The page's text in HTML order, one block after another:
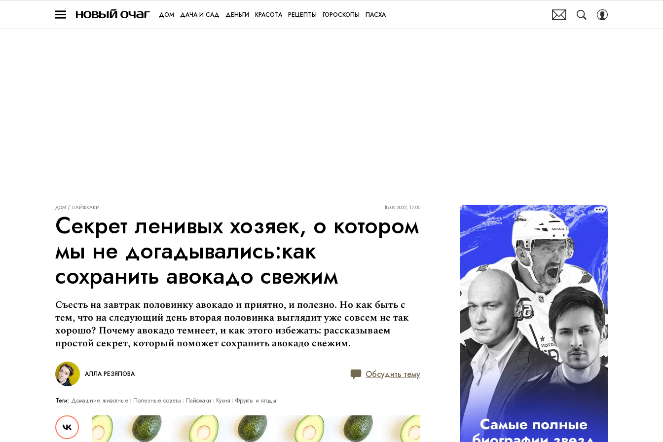
ДОМ ДАЧА И САД ДЕНЬГИ КРАСОТА РЕЦЕПТЫ ГОРОСКОПЫ ПАСХА
ДОМ ЛАЙФХАКИ 18.05.2022, 17:05
Секрет ленивых хозяек, о котором
мы не догадывались:как
сохранить авокадо свежим
Съесть на завтрак половинку авокадо и приятно, и полезно. Но как быть с
тем, что на следующий день вторая половинка выглядит уже совсем не так
хорошо? Почему авокадо темнеет, и как этого избежать: рассказываем
простой секрет, который поможет сохранить авокадо свежим.
АЛЛА РЕЗЯПОВА Обсудить тему
Теги: Домашние животные Полезные советы Лайфхаки Кухня Фрукты и ягоды